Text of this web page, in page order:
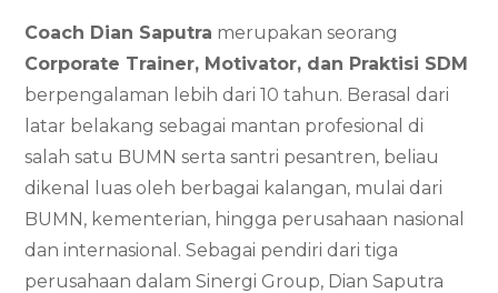
Coach Dian Saputra merupakan seorang
Corporate Trainer, Motivator, dan Praktisi SDM
berpengalaman lebih dari 10 tahun. Berasal dari
latar belakang sebagai mantan profesional di
salah satu BUMN serta santri pesantren, beliau
dikenal luas oleh berbagai kalangan, mulai dari
BUMN, kementerian, hingga perusahaan nasional
dan internasional. Sebagai pendiri dari tiga
perusahaan dalam Sinergi Group, Dian Saputra